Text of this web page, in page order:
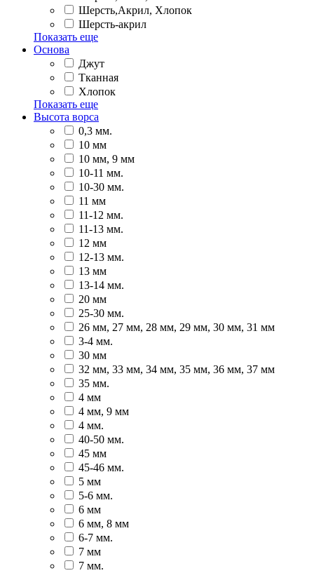
Шерсть,Акрил, Хлопок
Шерсть-акрил
Показать еще
Основа
Джут
Тканная
Хлопок
Показать еще
Высота ворса
0,3 мм.
10 мм
10 мм, 9 мм
10-11 мм.
10-30 мм.
11 мм
11-12 мм.
11-13 мм.
12 мм
12-13 мм.
13 мм
13-14 мм.
20 мм
25-30 мм.
26 мм, 27 мм, 28 мм, 29 мм, 30 мм, 31 мм
3-4 мм.
30 мм
32 мм, 33 мм, 34 мм, 35 мм, 36 мм, 37 мм
35 мм.
4 мм
4 мм, 9 мм
4 мм.
40-50 мм.
45 мм
45-46 мм.
5 мм
5-6 мм.
6 мм
6 мм, 8 мм
6-7 мм.
7 мм
7 мм.